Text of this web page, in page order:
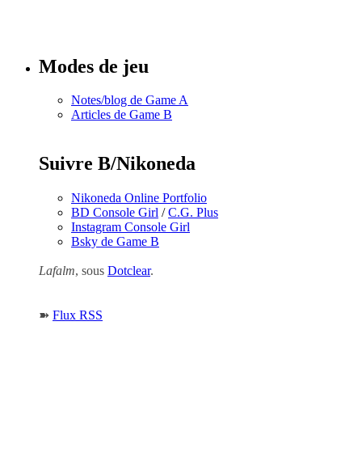
Modes de jeu
Notes/blog de Game A
Articles de Game B
Suivre B/Nikoneda
Nikoneda Online Portfolio
BD Console Girl /C.G. Plus
Instagram Console Girl
Bsky de Game B
Lafalm, sous Dotclear.
➽ Flux RSS